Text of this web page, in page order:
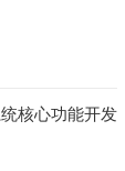
核心功能开发